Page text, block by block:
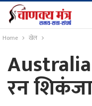
Home खेल
रन शिकंजा